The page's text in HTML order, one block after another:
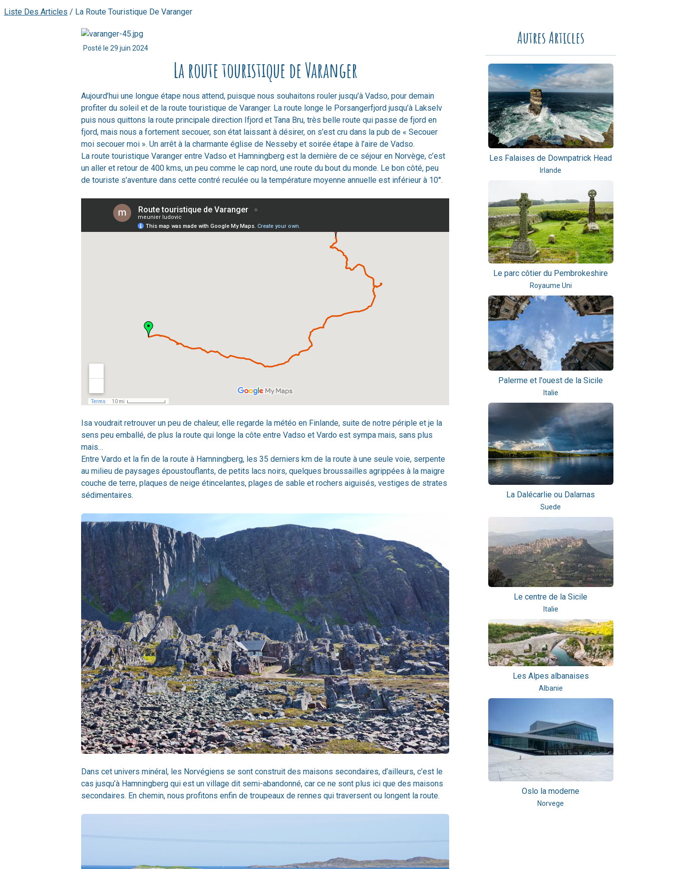
Liste Des Articles / La Route Touristique De Varanger
Posté le 29 juin 2024
La route touristique de Varanger
Aujourd’hui une longue étape nous attend, puisque nous souhaitons rouler jusqu’à Vadso, pour demain
profiter du soleil et de la route touristique de Varanger. La route longe le Porsangerfjord jusqu’à Lakselv
puis nous quittons la route principale direction Ifjord et Tana Bru, très belle route qui passe de fjord en
fjord, mais nous a fortement secouer, son état laissant à désirer, on s’est cru dans la pub de « Secouer
moi secouer moi ». Un arrêt à la charmante église de Nesseby et soirée étape à l’aire de Vadso.
La route touristique Varanger entre Vadso et Hamningberg est la dernière de ce séjour en Norvège, c’est
un aller et retour de 400 kms, un peu comme le cap nord, une route du bout du monde. Le bon côté, peu
de touriste s’aventure dans cette contré reculée ou la température moyenne annuelle est inférieur à 10°.
Isa voudrait retrouver un peu de chaleur, elle regarde la météo en Finlande, suite de notre périple et je la
sens peu emballé, de plus la route qui longe la côte entre Vadso et Vardo est sympa mais, sans plus
mais…
Entre Vardo et la fin de la route à Hamningberg, les 35 derniers km de la route à une seule voie, serpente
au milieu de paysages époustouflants, de petits lacs noirs, quelques broussailles agrippées à la maigre
couche de terre, plaques de neige étincelantes, plages de sable et rochers aiguisés, vestiges de strates
sédimentaires.
Dans cet univers minéral, les Norvégiens se sont construit des maisons secondaires, d’ailleurs, c’est le
cas jusqu’à Hamningberg qui est un village dit semi-abandonné, car ce ne sont plus ici que des maisons
secondaires. En chemin, nous profitons enfin de troupeaux de rennes qui traversent ou longent la route.
Autres Articles
Les Falaises de Downpatrick Head
Irlande
Le parc côtier du Pembrokeshire
Royaume Uni
Palerme et l'ouest de la Sicile
Italie
La Dalécarlie ou Dalarnas
Suede
Le centre de la Sicile
Italie
Les Alpes albanaises
Albanie
Oslo la moderne
Norvege